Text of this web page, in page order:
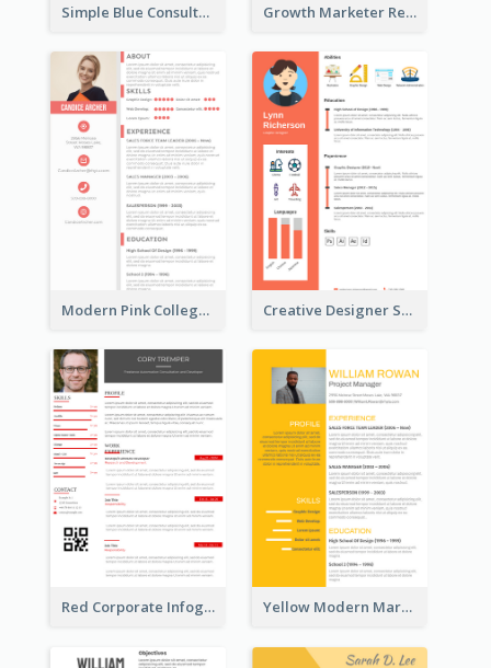
Simple Blue Consultant Resume Growth Marketer Resume
Modern Pink College Student Resume Creative Designer Student Resume
Red Corporate Infographic Resume Yellow Modern Marketing Consultant Resume